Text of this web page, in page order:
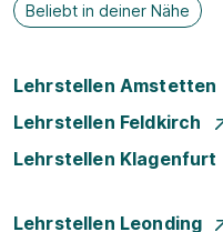
Beliebt in deiner Nähe
Lehrstellen Amstetten
Lehrstellen Feldkirch
Lehrstellen Klagenfurt
Lehrstellen Leonding